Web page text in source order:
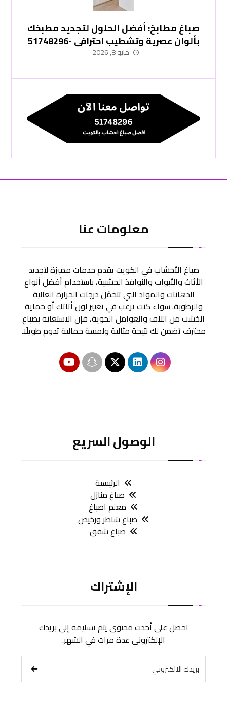
صباغ مطابخ: أفضل الحلول لتجديد مطبخك
بألوان عصرية وتشطيب احترافي -51748296
مايو 8, 2026
معلومات عنا
صباغ الأخشاب في الكويت يقدم خدمات مميزة لتجديد
الأثاث والأبواب والنوافذ الخشبية، باستخدام أفضل أنواع
الدهانات والمواد التي تتحمّل درجات الحرارة العالية
والرطوبة. سواء كنت ترغب في تغيير لون أثاثك أو حماية
الخشب من التلف والعوامل الجوية، فإن الاستعانة بصباغ
محترف تضمن لك نتيجة مثالية ولمسة جمالية تدوم طويلًا.
الوصول السريع
الرئيسية
صباغ منازل
معلم اصباغ
صباغ شاطر ورخيص
صباغ شقق
الإشتراك
احصل على أحدث محتوى يتم تسليمه إلى بريدك
الإلكتروني عدة مرات في الشهر.